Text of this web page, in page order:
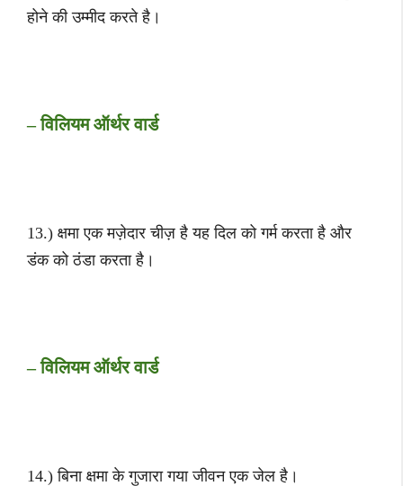
होने की उम्मीद करते है।
– विलियम ऑर्थर वार्ड
13.) क्षमा एक मज़ेदार चीज़ है यह दिल को गर्म करता है और
डंक को ठंडा करता है।
– विलियम ऑर्थर वार्ड
14.) बिना क्षमा के गुजारा गया जीवन एक जेल है।